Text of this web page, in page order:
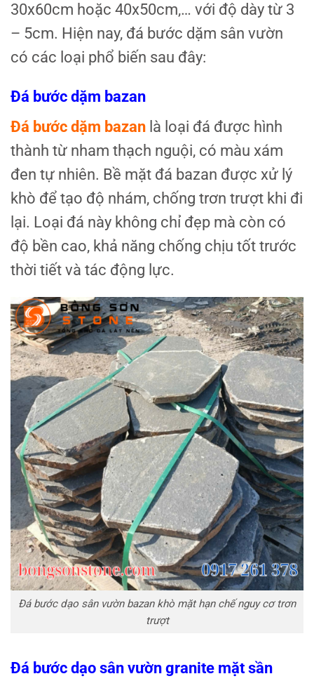
30x60cm hoặc 40x50cm,… với độ dày từ 3
– 5cm. Hiện nay, đá bước dặm sân vườn
có các loại phổ biến sau đây:
Đá bước dặm bazan
Đá bước dặm bazan là loại đá được hình
thành từ nham thạch nguội, có màu xám
đen tự nhiên. Bề mặt đá bazan được xử lý
khò để tạo độ nhám, chống trơn trượt khi đi
lại. Loại đá này không chỉ đẹp mà còn có
độ bền cao, khả năng chống chịu tốt trước
thời tiết và tác động lực.
Đá bước dạo sân vườn bazan khò mặt hạn chế nguy cơ trơn
trượt
Đá bước dạo sân vườn granite mặt sần